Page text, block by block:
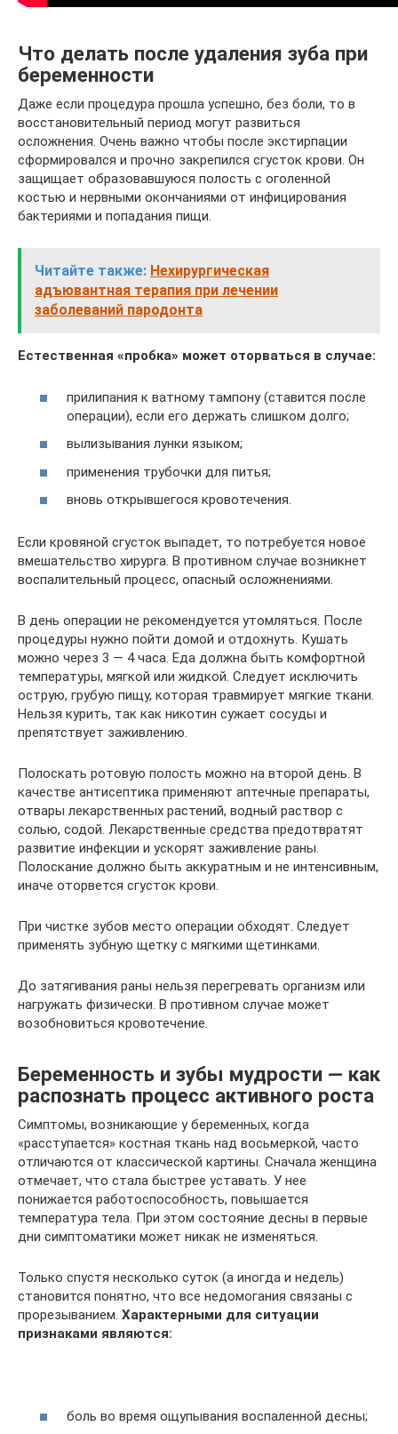
Что делать после удаления зуба при
беременности
Даже если процедура прошла успешно, без боли, то в
восстановительный период могут развиться
осложнения. Очень важно чтобы после экстирпации
сформировался и прочно закрепился сгусток крови. Он
защищает образовавшуюся полость с оголенной
костью и нервными окончаниями от инфицирования
бактериями и попадания пищи.
Читайте также: Нехирургическая
адъювантная терапия при лечении
заболеваний пародонта
Естественная «пробка» может оторваться в случае:
прилипания к ватному тампону (ставится после
операции), если его держать слишком долго;
вылизывания лунки языком;
применения трубочки для питья;
вновь открывшегося кровотечения.
Если кровяной сгусток выпадет, то потребуется новое
вмешательство хирурга. В противном случае возникнет
воспалительный процесс, опасный осложнениями.
В день операции не рекомендуется утомляться. После
процедуры нужно пойти домой и отдохнуть. Кушать
можно через 3 — 4 часа. Еда должна быть комфортной
температуры, мягкой или жидкой. Следует исключить
острую, грубую пищу, которая травмирует мягкие ткани.
Нельзя курить, так как никотин сужает сосуды и
препятствует заживлению.
Полоскать ротовую полость можно на второй день. В
качестве антисептика применяют аптечные препараты,
отвары лекарственных растений, водный раствор с
солью, содой. Лекарственные средства предотвратят
развитие инфекции и ускорят заживление раны.
Полоскание должно быть аккуратным и не интенсивным,
иначе оторвется сгусток крови.
При чистке зубов место операции обходят. Следует
применять зубную щетку с мягкими щетинками.
До затягивания раны нельзя перегревать организм или
нагружать физически. В противном случае может
возобновиться кровотечение.
Беременность и зубы мудрости — как
распознать процесс активного роста
Симптомы, возникающие у беременных, когда
«расступается» костная ткань над восьмеркой, часто
отличаются от классической картины. Сначала женщина
отмечает, что стала быстрее уставать. У нее
понижается работоспособность, повышается
температура тела. При этом состояние десны в первые
дни симптоматики может никак не изменяться.
Только спустя несколько суток (а иногда и недель)
становится понятно, что все недомогания связаны с
прорезыванием. Характерными для ситуации
признаками являются:
боль во время ощупывания воспаленной десны;